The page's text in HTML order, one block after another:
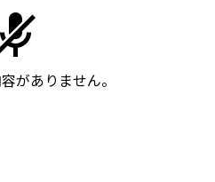
がありません。